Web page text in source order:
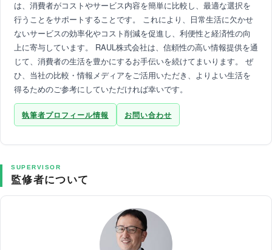
は、消費者がコストやサービス内容を簡単に比較し、最適な選択を
行うことをサポートすることです。 これにより、日常生活に欠かせ
ないサービスの効率化やコスト削減を促進し、利便性と経済性の向
上に寄与しています。 RAUL株式会社は、信頼性の高い情報提供を通
じて、消費者の生活を豊かにするお手伝いを続けてまいります。 ぜ
ひ、当社の比較・情報メディアをご活用いただき、よりよい生活を
得るためのご参考にしていただければ幸いです。
執筆者プロフィール情報 お問い合わせ
SUPERVISOR
監修者について